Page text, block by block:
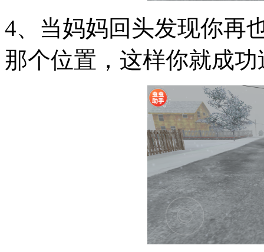
4、当妈妈回头发现你再
那个位置，这样你就成